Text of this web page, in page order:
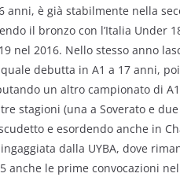
anni, è già stabilmente nella
il bronzo con l’Italia Under
nel 2016. Nello stesso anno
debutta in A1 a 17 anni,
un altro campionato di
stagioni (una a Soverato e
e esordendo anche in
dalla UYBA, dove
anche le prime convocazioni